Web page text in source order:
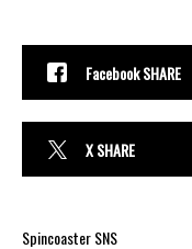
Facebook SHARE
X SHARE
Spincoaster SNS